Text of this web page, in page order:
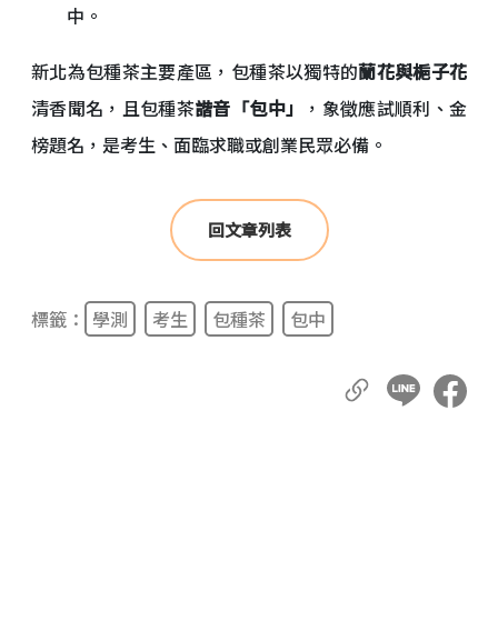
中。
新北為包種茶主要產區，包種茶以獨特的蘭花與梔子花
清香聞名，且包種茶諧音「包中」
，象徵應試順利、金
榜題名，是考生、面臨求職或創業民眾必備。
回文章列表
標籤： 學測 考生 包種茶 包中